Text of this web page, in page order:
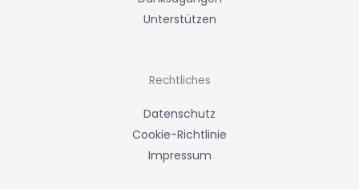
Unterstützen
Rechtliches
Datenschutz
Cookie-Richtlinie
Impressum